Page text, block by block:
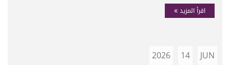
اقرأ المزيد
JUN
14
2026